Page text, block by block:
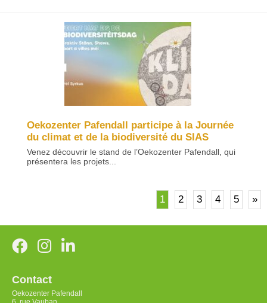
Oekozenter Pafendall participe à la Journée
du climat et de la biodiversité du SIAS
Venez découvrir le stand de l’Oekozenter Pafendall, qui
présentera les projets...
1 2 3 4 5 »
Contact
Oekozenter Pafendall